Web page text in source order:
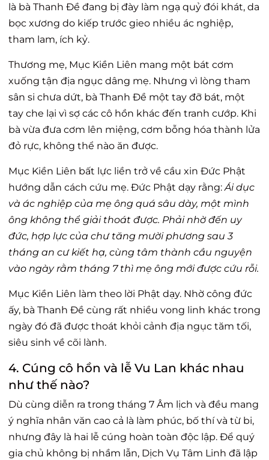
là bà Thanh Đề đang bị đày làm ngạ quỷ đói khát, da
bọc xương do kiếp trước gieo nhiều ác nghiệp,
tham lam, ích kỷ.
Thương mẹ, Mục Kiền Liên mang một bát cơm
xuống tận địa ngục dâng mẹ. Nhưng vì lòng tham
sân si chưa dứt, bà Thanh Đề một tay đỡ bát, một
tay che lại vì sợ các cô hồn khác đến tranh cướp. Khi
bà vừa đưa cơm lên miệng, cơm bỗng hóa thành lửa
đỏ rực, không thể nào ăn được.
Mục Kiền Liên bất lực liền trở về cầu xin Đức Phật
hướng dẫn cách cứu mẹ. Đức Phật dạy rằng:Ái dục
và ác nghiệp của mẹ ông quá sâu dày, một mình
ông không thể giải thoát được. Phải nhờ đến uy
đức, hợp lực của chư tăng mười phương sau 3
tháng an cư kiết hạ, cùng tâm thành cầu nguyện
vào ngày rằm tháng 7 thì mẹ ông mới được cứu rỗi.
Mục Kiền Liên làm theo lời Phật dạy. Nhờ công đức
ấy, bà Thanh Đề cùng rất nhiều vong linh khác trong
ngày đó đã được thoát khỏi cảnh địa ngục tăm tối,
siêu sinh về cõi lành.
4. Cúng cô hồn và lễ Vu Lan khác nhau
như thế nào?
Dù cùng diễn ra trong tháng 7 Âm lịch và đều mang
ý nghĩa nhân văn cao cả là làm phúc, bố thí và từ bi,
nhưng đây là hai lễ cúng hoàn toàn độc lập. Để quý
gia chủ không bị nhầm lẫn, Dịch Vụ Tâm Linh đã lập